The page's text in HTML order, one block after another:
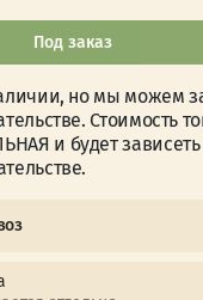
Под заказ
но мы можем
Стоимость
и будет